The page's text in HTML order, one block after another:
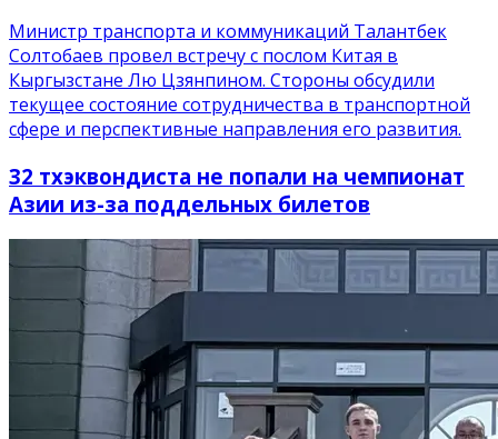
Министр транспорта и коммуникаций Талантбек
Солтобаев провел встречу с послом Китая в
Кыргызстане Лю Цзянпином. Стороны обсудили
текущее состояние сотрудничества в транспортной
сфере и перспективные направления его развития.
32 тхэквондиста не попали на чемпионат
Азии из-за поддельных билетов